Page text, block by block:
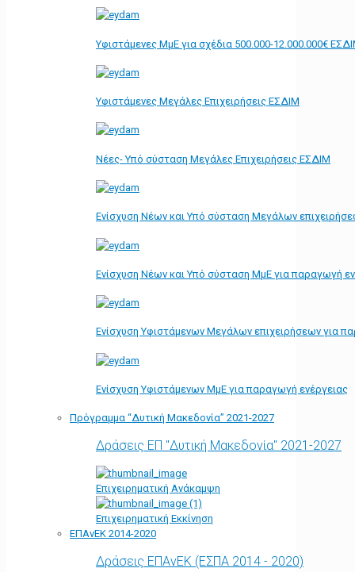
Υφιστάμενες ΜμΕ για σχέδια 500.000-12.000.000€
Υφιστάμενες Μεγάλες Επιχειρήσεις ΕΣΔΙΜ
Νέες- Υπό σύσταση Μεγάλες Επιχειρήσεις ΕΣΔΙΜ
Ενίσχυση Νέων και Υπό σύσταση Μεγάλων
Ενίσχυση Νέων και Υπό σύσταση ΜμΕ για παραγωγή
Ενίσχυση Υφιστάμενων Μεγάλων επιχειρήσεων για
Ενίσχυση Υφιστάμενων ΜμΕ για παραγωγή ενέργειας
Πρόγραμμα “Δυτική Μακεδονία” 2021-2027
Δράσεις ΕΠ "Δυτική Μακεδονία" 2021-2027
Επιχειρηματική Ανάκαμψη
Επιχειρηματική Εκκίνηση
ΕΠΑνΕΚ 2014-2020
Δράσεις ΕΠΑνΕΚ (ΕΣΠΑ 2014 - 2020)